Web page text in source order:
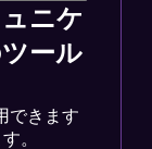
ニケ
ール
できます
。